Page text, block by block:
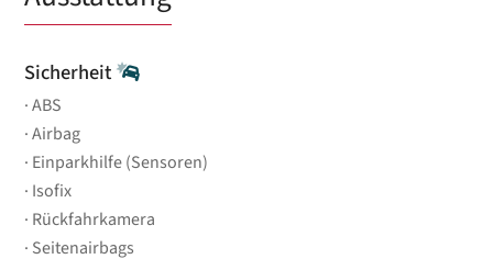
Sicherheit
ABS
Airbag
Einparkhilfe (Sensoren)
Isofix
Rückfahrkamera
Seitenairbags